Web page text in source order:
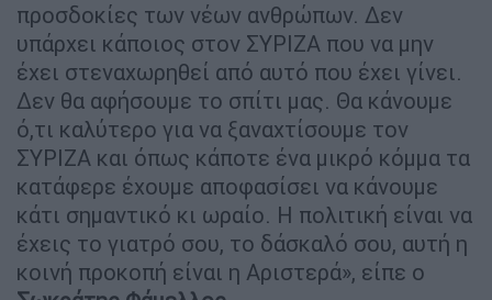
προσδοκίες των νέων ανθρώπων. Δεν
υπάρχει κάποιος στον ΣΥΡΙΖΑ που να μην
έχει στεναχωρηθεί από αυτό που έχει γίνει.
Δεν θα αφήσουμε το σπίτι μας. Θα κάνουμε
ό,τι καλύτερο για να ξαναχτίσουμε τον
ΣΥΡΙΖΑ και όπως κάποτε ένα μικρό κόμμα τα
κατάφερε έχουμε αποφασίσει να κάνουμε
κάτι σημαντικό κι ωραίο. Η πολιτική είναι να
έχεις το γιατρό σου, το δάσκαλό σου, αυτή η
κοινή προκοπή είναι η Αριστερά», είπε ο